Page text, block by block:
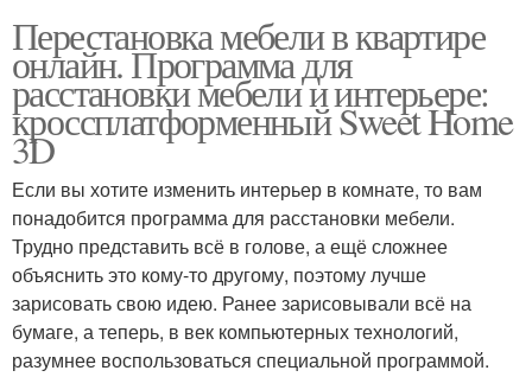
Перестановка мебели в квартире
онлайн. Программа для
расстановки мебели и интерьере:
кроссплатформенный Sweet Home
3D
Если вы хотите изменить интерьер в комнате, то вам
понадобится программа для расстановки мебели.
Трудно представить всё в голове, а ещё сложнее
объяснить это кому-то другому, поэтому лучше
зарисовать свою идею. Ранее зарисовывали всё на
бумаге, а теперь, в век компьютерных технологий,
разумнее воспользоваться специальной программой.